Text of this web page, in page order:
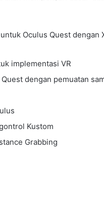
Oculus Quest dengan
implementasi VR
dengan pemuatan
Kustom
Grabbing